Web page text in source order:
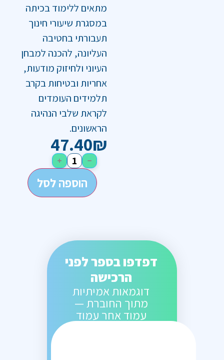
מתאים ללימוד בכיתה
במסגרת שיעורי חינוך
תעבורתי בחטיבה
העליונה, להכנה למבחן
העיוני ולחיזוק מודעות,
אחריות ובטיחות בקרב
תלמידים העומדים
לקראת שלבי הנהיגה
הראשונים.
47.40₪
−
+
הוספה לסל
דפדפו בספר לפני
הרכישה
דוגמאות אמיתיות
מתוך החוברת —
עמוד אחר עמוד